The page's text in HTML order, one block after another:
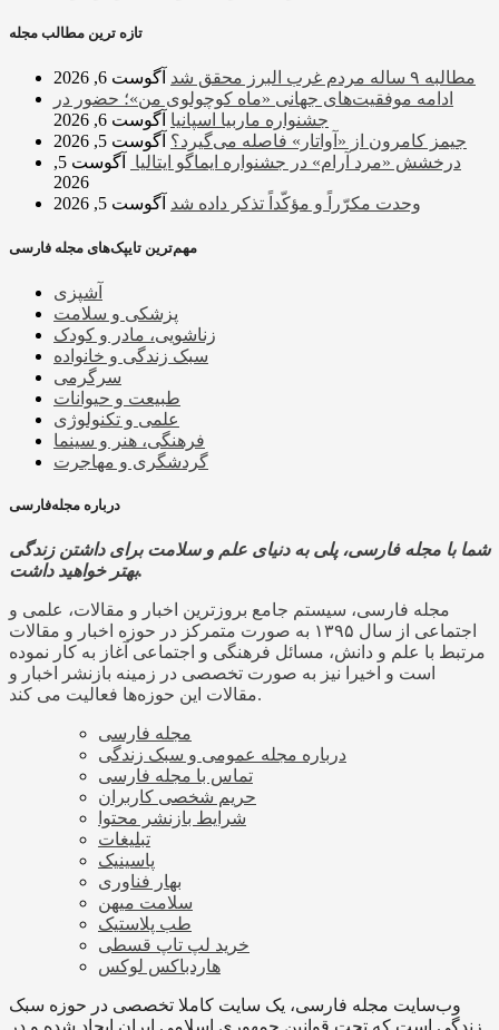
تازه ترین مطالب مجله
مطالبه ۹ ساله مردم غرب البرز محقق شد
آگوست 6, 2026
ادامه موفقیت‌های جهانی «ماه کوچولوی من»؛ حضور در
جشنواره ماربیا اسپانیا آگوست 6, 2026
جیمز کامرون از «آواتار» فاصله می‌گیرد؟ آگوست 5, 2026
درخشش «مرد آرام» در جشنواره ایماگو ایتالیا
آگوست 5,
2026
وحدت مکرّراً و مؤکّداً تذکر داده شد آگوست 5, 2026
مهم‌ترین تایپک‌های مجله فارسی
آشپزی
پزشکی و سلامت
زناشویی، مادر و کودک
سبک زندگی و خانواده
سرگرمی
طبیعت و حیوانات
علمی و تکنولوژی
فرهنگی، هنر و سینما
گردشگری و مهاجرت
درباره مجله‌فارسی
شما با مجله فارسی، پلی به دنیای علم و سلامت برای داشتن زندگی
بهتر خواهید داشت.
مجله فارسی، سیستم جامع بروزترین اخبار و مقالات، علمی و
اجتماعی از سال ۱۳۹۵ به صورت متمرکز در حوزه اخبار و مقالات
مرتبط با علم و دانش، مسائل فرهنگی و اجتماعی آغاز به کار نموده
است و اخیرا نیز به صورت تخصصی در زمینه بازنشر اخبار و
مقالات این حوزه‌ها فعالیت می کند.
مجله فارسی
درباره مجله عمومی و سبک زندگی
تماس با مجله فارسی
حریم شخصی کاربران
شرایط بازنشر محتوا
تبلیغات
پاسینیک
بهار فناوری
سلامت میهن
طب پلاستیک
خرید لپ تاپ قسطی
هاردباکس لوکس
وب‌سایت مجله فارسی، یک سایت کاملا تخصصی در حوزه سبک
زندگی است که تحت قوانین جمهوری اسلامی ایران ایجاد شده و در